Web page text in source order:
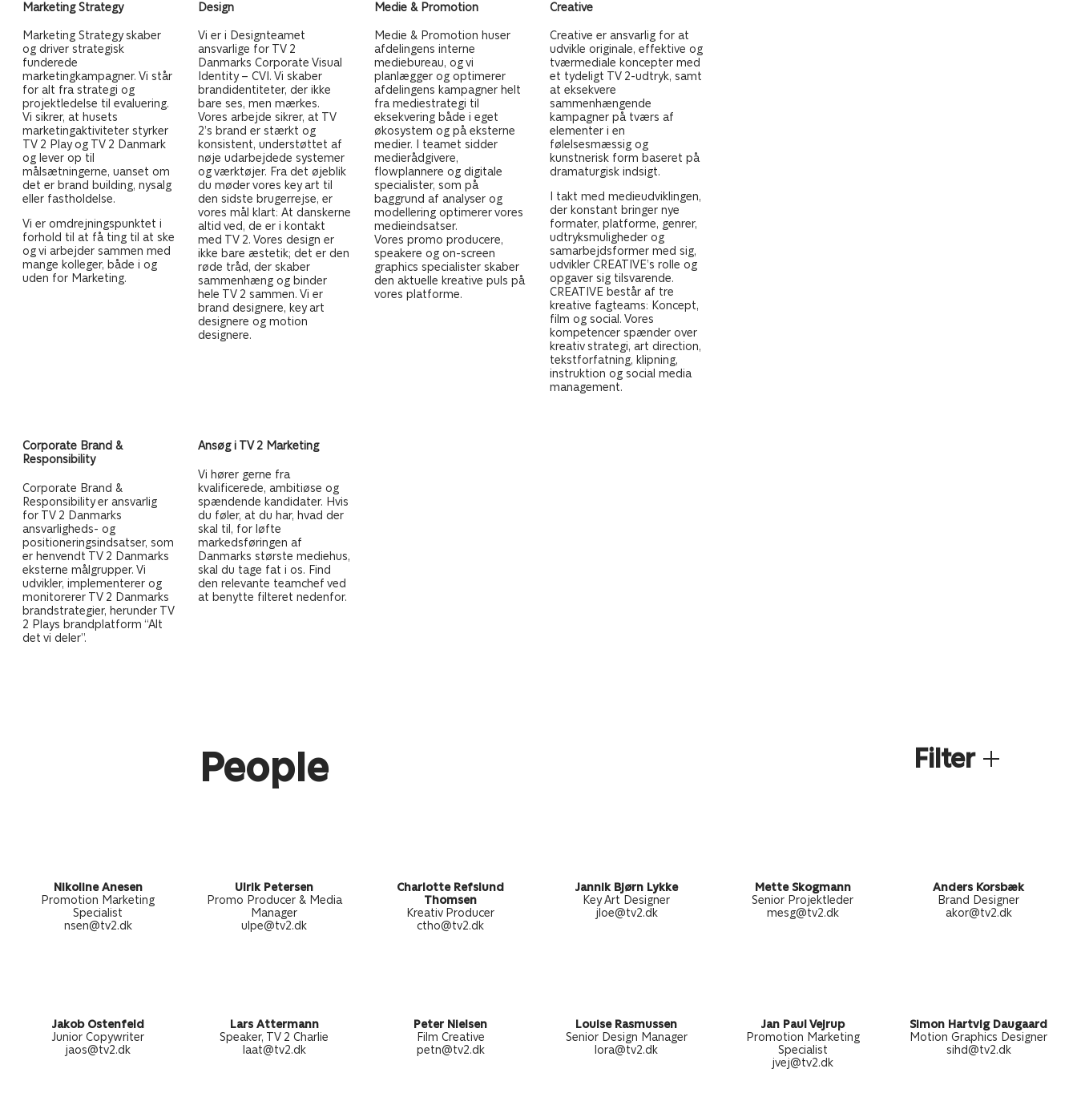
Marketing Strategy
Marketing Strategy skaber
og driver strategisk
funderede
marketingkampagner. Vi står
for alt fra strategi og
projektledelse til evaluering.
Vi sikrer, at husets
marketingaktiviteter styrker
TV 2 Play og TV 2 Danmark
og lever op til
målsætningerne, uanset om
det er brand building, nysalg
eller fastholdelse.
Vi er omdrejningspunktet i
forhold til at få ting til at ske
og vi arbejder sammen med
mange kolleger, både i og
uden for Marketing.
Design
Vi er i Designteamet
ansvarlige for TV 2
Danmarks Corporate Visual
Identity – CVI. Vi skaber
brandidentiteter, der ikke
bare ses, men mærkes.
Vores arbejde sikrer, at TV
2’s brand er stærkt og
konsistent, understøttet af
nøje udarbejdede systemer
og værktøjer. Fra det øjeblik
du møder vores key art til
den sidste brugerrejse, er
vores mål klart: At danskerne
altid ved, de er i kontakt
med TV 2. Vores design er
ikke bare æstetik; det er den
røde tråd, der skaber
sammenhæng og binder
hele TV 2 sammen. Vi er
brand designere, key art
designere og motion
designere.
Medie & Promotion
Medie & Promotion huser
afdelingens interne
mediebureau, og vi
planlægger og optimerer
afdelingens kampagner helt
fra mediestrategi til
eksekvering både i eget
økosystem og på eksterne
medier. I teamet sidder
medierådgivere,
flowplannere og digitale
specialister, som på
baggrund af analyser og
modellering optimerer vores
medieindsatser.
Vores promo producere,
speakere og on-screen
graphics specialister skaber
den aktuelle kreative puls på
vores platforme.
Creative
Creative er ansvarlig for at
udvikle originale, effektive og
tværmediale koncepter med
et tydeligt TV 2-udtryk, samt
at eksekvere
sammenhængende
kampagner på tværs af
elementer i en
følelsesmæssig og
kunstnerisk form baseret på
dramaturgisk indsigt.
I takt med medieudviklingen,
der konstant bringer nye
formater, platforme, genrer,
udtryksmuligheder og
samarbejdsformer med sig,
udvikler CREATIVE’s rolle og
opgaver sig tilsvarende.
CREATIVE består af tre
kreative fagteams: Koncept,
film og social. Vores
kompetencer spænder over
kreativ strategi, art direction,
tekstforfatning, klipning,
instruktion og social media
management.
Corporate Brand &
Responsibility
Corporate Brand &
Responsibility er ansvarlig
for TV 2 Danmarks
ansvarligheds- og
positioneringsindsatser, som
er henvendt TV 2 Danmarks
eksterne målgrupper. Vi
udvikler, implementerer og
monitorerer TV 2 Danmarks
brandstrategier, herunder TV
2 Plays brandplatform “Alt
det vi deler”.
Ansøg i TV 2 Marketing
Vi hører gerne fra
kvalificerede, ambitiøse og
spændende kandidater. Hvis
du føler, at du har, hvad der
skal til, for løfte
markedsføringen af
Danmarks største mediehus,
skal du tage fat i os. Find
den relevante teamchef ved
at benytte filteret nedenfor.
People Filter
Nikoline Anesen
Promotion Marketing
Specialist
nsen@tv2.dk
Ulrik Petersen
Promo Producer & Media
Manager
ulpe@tv2.dk
Charlotte Refslund
Thomsen
Kreativ Producer
ctho@tv2.dk
Jannik Bjørn Lykke
Key Art Designer
jloe@tv2.dk
Mette Skogmann
Senior Projektleder
mesg@tv2.dk
Anders Korsbæk
Brand Designer
akor@tv2.dk
Jakob Ostenfeld
Junior Copywriter
jaos@tv2.dk
Lars Attermann
Speaker, TV 2 Charlie
laat@tv2.dk
Peter Nielsen
Film Creative
petn@tv2.dk
Louise Rasmussen
Senior Design Manager
lora@tv2.dk
Jan Paul Vejrup
Promotion Marketing
Specialist
jvej@tv2.dk
Simon Hartvig Daugaard
Motion Graphics Designer
sihd@tv2.dk